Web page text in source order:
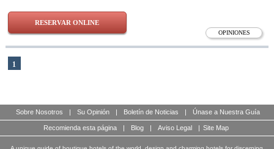
OPINIONES
RESERVAR ONLINE
1
Sobre Nosotros | Su Opinión | Boletín de Noticias | Únase a Nuestra Guía
Recomienda esta página | Blog | Aviso Legal | Site Map